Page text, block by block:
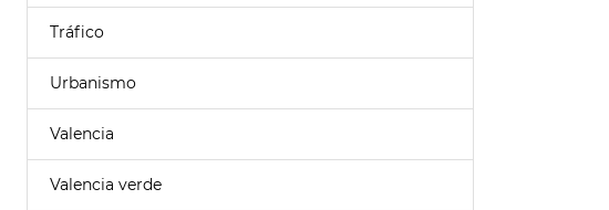
Tráfico
Urbanismo
Valencia
Valencia verde